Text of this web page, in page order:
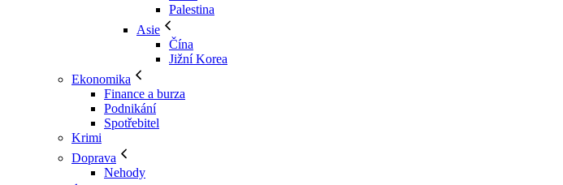
Palestina
Asie
Čína
Jižní Korea
Ekonomika
Finance a burza
Podnikání
Spotřebitel
Krimi
Doprava
Nehody